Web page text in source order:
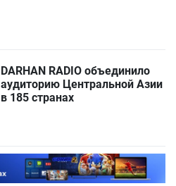
DARHAN RADIO объединило
аудиторию Центральной Азии
в 185 странах